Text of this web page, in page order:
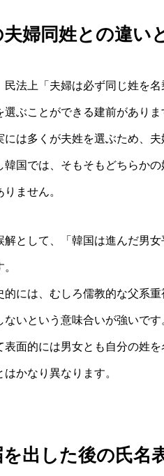
夫婦同姓との違い
民法上「夫婦は必ず同じ姓を
選ぶことができる建前がありま
には多くが夫姓を選ぶため、
韓国では、そもそもどちらか
ません。
解として、「韓国は進んだ男
的には、むしろ儒教的な父系
ないという意味合いが強いです
表面的には男女とも自分の姓
かなり異なります。
出した後の氏名